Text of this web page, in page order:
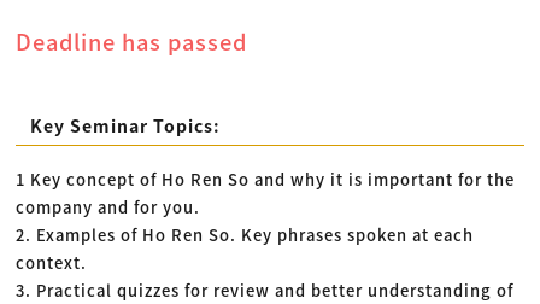
Deadline has passed
Key Seminar Topics:
1 Key concept of Ho Ren So and why it is important for the
company and for you.
2. Examples of Ho Ren So. Key phrases spoken at each
context.
3. Practical quizzes for review and better understanding of